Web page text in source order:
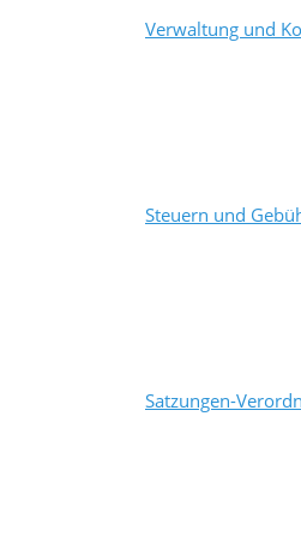
Verwaltung und
Steuern und
Satzungen-